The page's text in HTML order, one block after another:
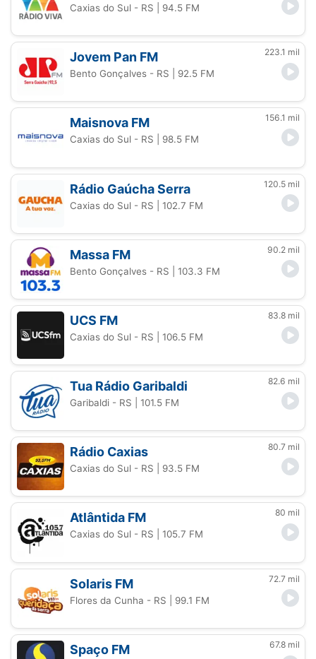
Caxias do Sul - RS | 94.5 FM
Jovem Pan FM 223.1 mil
Bento Gonçalves - RS | 92.5 FM
Maisnova FM 156.1 mil
Caxias do Sul - RS | 98.5 FM
Rádio Gaúcha Serra 120.5 mil
Caxias do Sul - RS | 102.7 FM
Massa FM 90.2 mil
Bento Gonçalves - RS | 103.3 FM
UCS FM 83.8 mil
Caxias do Sul - RS | 106.5 FM
Tua Rádio Garibaldi 82.6 mil
Garibaldi - RS | 101.5 FM
Rádio Caxias 80.7 mil
Caxias do Sul - RS | 93.5 FM
Atlântida FM 80 mil
Caxias do Sul - RS | 105.7 FM
Solaris FM 72.7 mil
Flores da Cunha - RS | 99.1 FM
Spaço FM 67.8 mil